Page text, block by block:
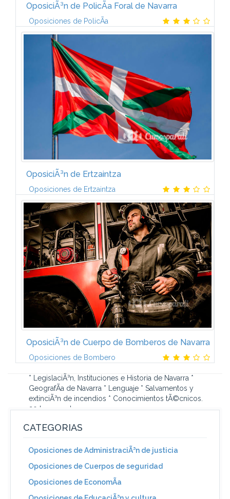
OposiciÃ³n de PolicÃ­a Foral de Navarra
Oposiciones de PolicÃ­a
Temario: LegislaciÃ³n, Instituciones e Historia de
Navarra (9 temas) GeografÃ­a e Historia de Navarra (12
temas) Ciencias (12 temas ) Lengua (2...
OposiciÃ³n de Ertzaintza
Oposiciones de Ertzaintza
Temarios propios actualizados por nuestro equipo
de preparadores y adecuados a las convocatorias
correspondientes
OposiciÃ³n de Cuerpo de Bomberos de Navarra
Oposiciones de Bombero
* LegislaciÃ³n, Instituciones e Historia de Navarra *
GeografÃ­a de Navarra * Lenguaje * Salvamentos y
extinciÃ³n de incendios * Conocimientos tÃ©cnicos.
20 temas sobre...
CATEGORIAS
Oposiciones de AdministraciÃ³n de justicia
Oposiciones de Cuerpos de seguridad
Oposiciones de EconomÃ­a